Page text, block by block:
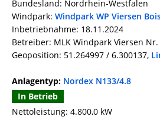
Bundesland: Nordrhein-Westfalen
Windpark: Windpark WP Viersen
Inbetriebnahme: 18.11.2024
Betreiber: MLK Windpark Viersen Nr.
Geoposition: 51.264997 / 6.300137,
Anlagentyp: Nordex N133/4.8
In Betrieb
Nettoleistung: 4.800,0 kW